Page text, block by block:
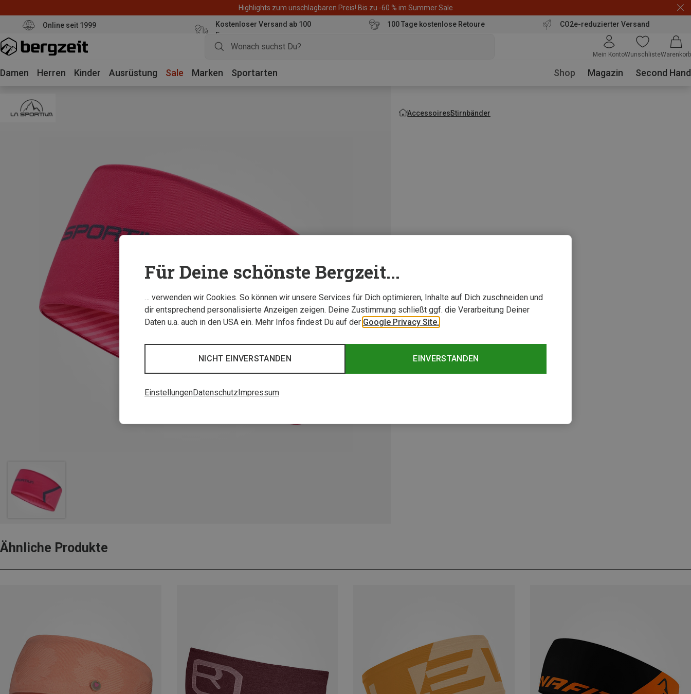
Highlights zum unschlagbaren Preis! Bis zu -60 % im Summer Sale
Online seit 1999
Kostenloser Versand ab 100
Euro
100 Tage kostenlose Retoure CO2e-reduzierter Versand
Mein KontoWunschlisteWarenkorb
Damen Herren Kinder Ausrüstung Sale Marken Sportarten Shop Magazin Second Hand
AccessoiresStirnbänder
Ähnliche Produkte
Für Deine schönste Bergzeit...
… verwenden wir Cookies. So können wir unsere Services für Dich optimieren, Inhalte auf Dich zuschneiden und
dir entsprechend personalisierte Anzeigen zeigen. Deine Zustimmung schließt ggf. die Verarbeitung Deiner
Daten u.a. auch in den USA ein. Mehr Infos findest Du auf der Google Privacy Site.
EINVERSTANDEN
NICHT EINVERSTANDEN
EinstellungenDatenschutz Impressum